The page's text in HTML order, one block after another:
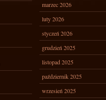
marzec 2026
luty 2026
styczeń 2026
grudzień 2025
listopad 2025
październik 2025
wrzesień 2025